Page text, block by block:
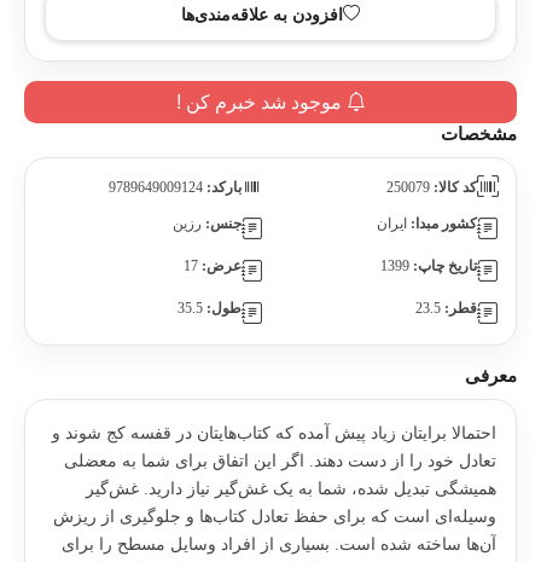
افزودن به علاقه‌مندی‌ها
موجود شد خبرم کن !
مشخصات
کد کالا: بارکد:
کشور مبدا: ايران جنس: رزين
تاریخ چاپ: 1399 عرض: 17
قطر: 23.5 طول: 35.5
معرفی
احتمالا برایتان زیاد پیش آمده که کتاب‌‌هایتان در قفسه کج شوند و
تعادل خود را از دست دهند. اگر این اتفاق برای شما به معضلی
همیشگی تبدیل شده،‌ شما به یک غش‌گیر نیاز دارید. غش‌گیر
وسیله‌ای است که برای حفظ تعادل کتاب‌ها و جلوگیری از ریزش
آن‌ها ساخته شده است. بسیاری از افراد وسایل مسطح را برای